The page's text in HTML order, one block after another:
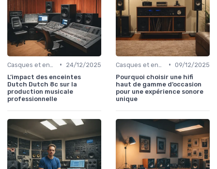
•
24/12/2025
L’impact des enceintes
Dutch Dutch 8c sur la
production musicale
professionnelle
• 09/12/2025
Pourquoi choisir une hifi
haut de gamme d’occasion
pour une expérience sonore
unique